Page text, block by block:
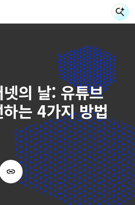
의 날: 유튜브
는 4가지 방법